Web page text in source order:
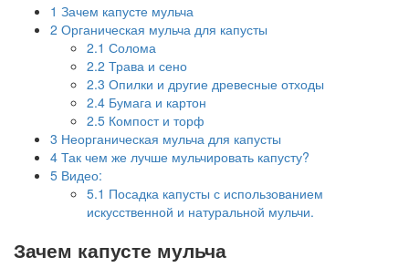
1 Зачем капусте мульча
2 Органическая мульча для капусты
2.1 Солома
2.2 Трава и сено
2.3 Опилки и другие древесные отходы
2.4 Бумага и картон
2.5 Компост и торф
3 Неорганическая мульча для капусты
4 Так чем же лучше мульчировать капусту?
5 Видео:
5.1 Посадка капусты с использованием
искусственной и натуральной мульчи.
Зачем капусте мульча